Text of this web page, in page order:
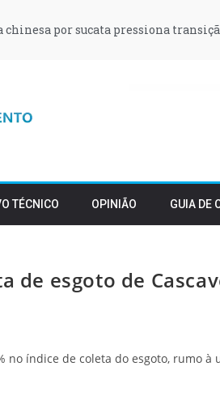
chinesa por sucata pressiona
TÉCNICO OPINIÃO GUIA DE
de esgoto de
no índice de coleta do esgoto, rumo